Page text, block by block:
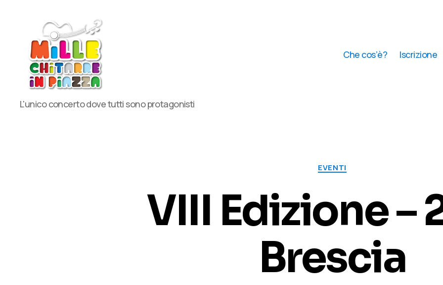
MilleChitarre
in
L'unico concerto dove tutti sono protagonisti
Che cos’è? Iscrizione
Categorie
EVENTI
VIII Edizione –
Brescia